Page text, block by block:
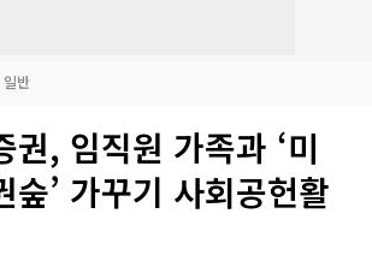
일반
권, 임직원 가족과 ‘미
숲’ 가꾸기 사회공헌활